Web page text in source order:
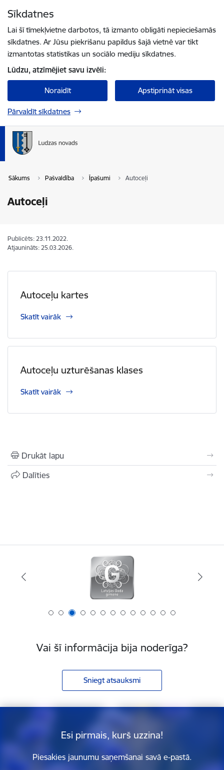
Sīkdatnes
Lai šī tīmekļvietne darbotos, tā izmanto obligāti nepieciešamās
sīkdatnes. Ar Jūsu piekrišanu papildus šajā vietnē var tikt
izmantotas statistikas un sociālo mediju sīkdatnes.
Lūdzu, atzīmējiet savu izvēli:
Noraidīt Apstiprināt visas
Pārvaldīt sīkdatnes
Sākums Pašvaldība Īpašumi Autoceļi
Autoceļi
Publicēts: 23.11.2022.
Atjaunināts: 25.03.2026.
Autoceļu kartes
Skatīt vairāk
Autoceļu uzturēšanas klases
Skatīt vairāk
Drukāt lapu
Dalīties
Vai šī informācija bija noderīga?
Sniegt atsauksmi
Esi pirmais, kurš uzzina!
Piesakies jaunumu saņemšanai savā e-pastā.